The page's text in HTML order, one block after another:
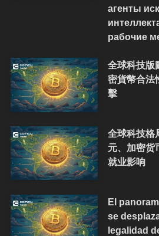
агенты
рабочие
全球科技版
密貨幣合法
擊
全球科技格
元、加密货
就业影响
El
se
legalidad